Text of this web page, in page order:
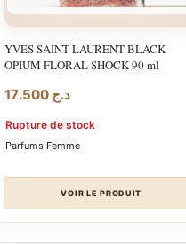
YVES SAINT LAURENT BLACK
OPIUM FLORAL SHOCK 90 ml
د.ج
Rupture de stock
Parfums Femme
VOIR LE PRODUIT